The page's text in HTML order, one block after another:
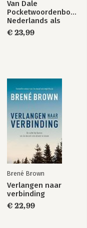
Van Dale
Pocketwoordenboek
Nederlands als
tweede taal (NT2)
€ 23,99
Brené Brown
Verlangen naar
verbinding
€ 22,99